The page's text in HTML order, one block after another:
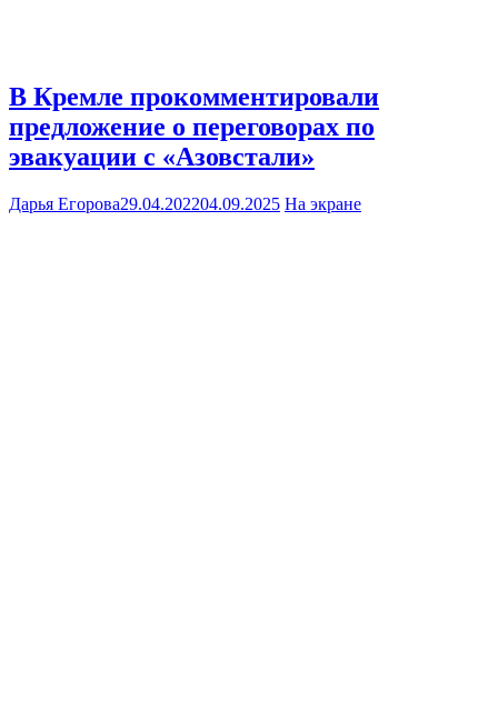
В Кремле прокомментировали
предложение о переговорах по
эвакуации с «Азовстали»
Дарья Егорова29.04.202204.09.2025 На экране